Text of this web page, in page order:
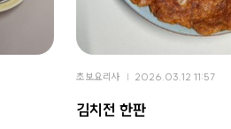
초보요리사 2026.03.12 11:57
김치전 한판